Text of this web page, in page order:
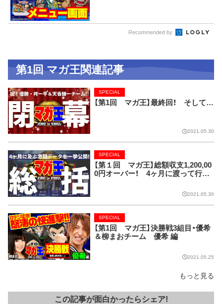
Recommended by
第1回 マガ王関連記事
【第1回 マガ王】最終回！ そして…
SPECIAL
2021.05.30
【第１回 マガ王】総額収支1,200,00
0円オーバー！ 4ヶ月に渡って行わ
SPECIAL
2021.05.30
【第1回 マガ王】決勝戦3組目・優希
＆柳まおチーム 優希 編
SPECIAL
2021.05.25
もっと見る
この記事が面白かったらシェア!